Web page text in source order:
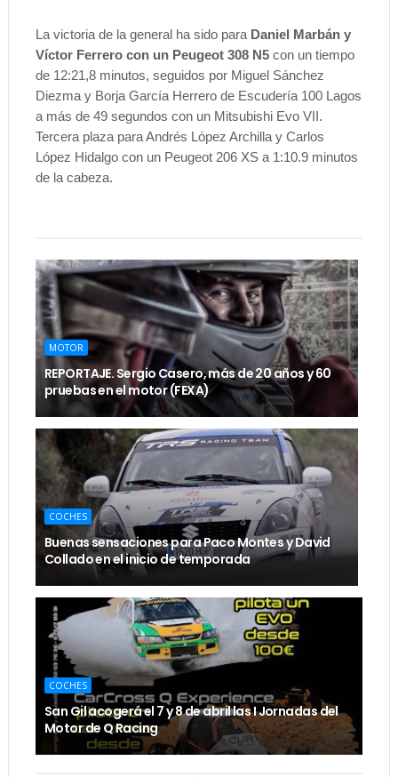
La victoria de la general ha sido para Daniel Marbán y
Víctor Ferrero con un Peugeot 308 N5con un tiempo
de 12:21,8 minutos, seguidos por Miguel Sánchez
Diezma y Borja García Herrero de Escudería 100 Lagos
a más de 49 segundos con un Mitsubishi Evo VII.
Tercera plaza para Andrés López Archilla y Carlos
López Hidalgo con un Peugeot 206 XS a 1:10.9 minutos
de la cabeza.
MOTOR
REPORTAJE. Sergio Casero, más de 20 años y 60
pruebas en el motor (FEXA)
COCHES
Buenas sensaciones para Paco Montes y David
Collado en el inicio de temporada
COCHES
San Gil acogerá el 7 y 8 de abril las I Jornadas del
Motor de Q Racing